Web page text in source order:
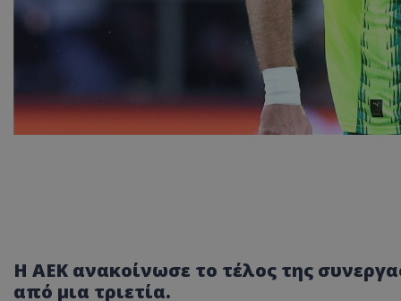
Η ΑΕΚ ανακοίνωσε το τέλος της
από μια τριετία.